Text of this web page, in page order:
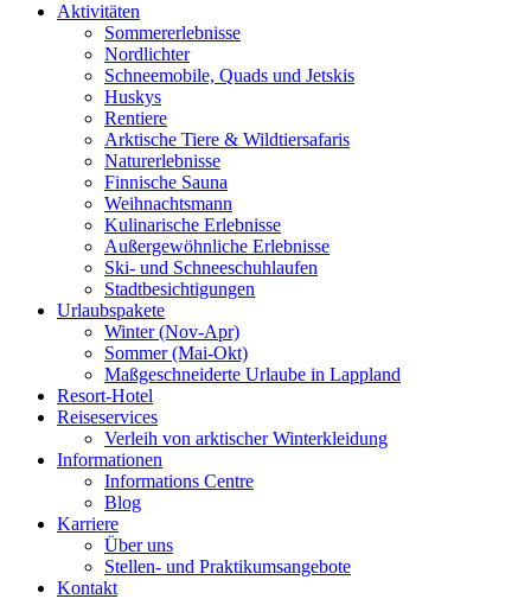
Aktivitäten
Sommererlebnisse
Nordlichter
Schneemobile, Quads und Jetskis
Huskys
Rentiere
Arktische Tiere & Wildtiersafaris
Naturerlebnisse
Finnische Sauna
Weihnachtsmann
Kulinarische Erlebnisse
Au­ßer­gewöhnliche Erlebnisse
Ski- und Schneeschuhlaufen
Stadtbesichtigungen
Urlaubspakete
Winter (Nov-Apr)
Sommer (Mai-Okt)
Maßgeschneiderte Urlaube in Lappland
Resort-Hotel
Reiseservices
Verleih von arktischer Winterkleidung
Informationen
Informations Centre
Blog
Karriere
Über uns
Stellen- und Praktikumsangebote
Kontakt